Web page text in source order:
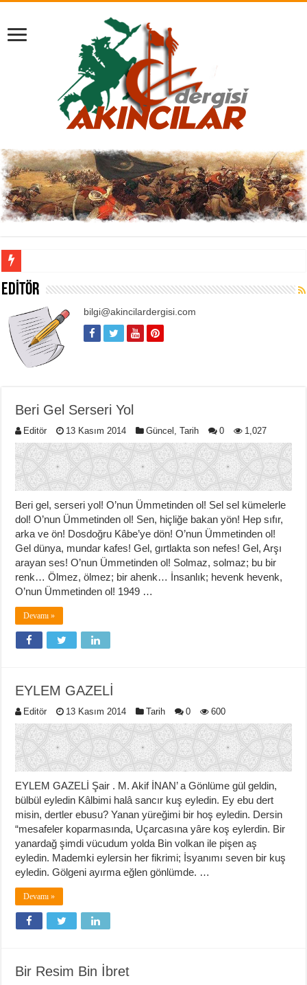
EDITÖR
bilgi@akincilardergisi.com
Beri Gel Serseri Yol
Editör 13 Kasım 2014 Güncel ,Tarih 0 1,027
Beri gel, serseri yol! O’nun Ümmetinden ol! Sel sel kümelerle
dol! O’nun Ümmetinden ol! Sen, hiçliğe bakan yön! Hep sıfır,
arka ve ön! Dosdoğru Kâbe’ye dön! O’nun Ümmetinden ol!
Gel dünya, mundar kafes! Gel, gırtlakta son nefes! Gel, Arşı
arayan ses! O’nun Ümmetinden ol! Solmaz, solmaz; bu bir
renk… Ölmez, ölmez; bir ahenk… İnsanlık; hevenk hevenk,
O’nun Ümmetinden ol! 1949 …
Devamı »
EYLEM GAZELİ
Editör 13 Kasım 2014 Tarih 0 600
EYLEM GAZELİ Şair . M. Akif İNAN’ a Gönlüme gül geldin,
bülbül eyledin Kâlbimi halâ sancır kuş eyledin. Ey ebu dert
misin, dertler ebusu? Yanan yüreğimi bir hoş eyledin. Dersin
“mesafeler koparmasında, Uçarcasına yâre koş eylerdin. Bir
yanardağ şimdi vücudum yolda Bin volkan ile pişen aş
eyledin. Mademki eylersin her fikrimi; İsyanımı seven bir kuş
eyledin. Gölgeni ayırma eğlen gönlümde. …
Devamı »
Bir Resim Bin İbret